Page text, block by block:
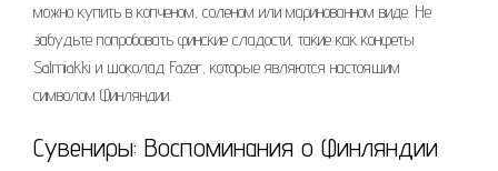
можно купить в копченом, соленом или маринованном виде. Не
забудьте попробовать финские сладости, такие как конфеты
Salmiakki и шоколад Fazer, которые являются настоящим
символом Финляндии.
Сувениры: Воспоминания о Финляндии